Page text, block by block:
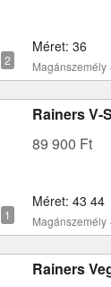
Méret: 36
Magánszemély
Rainers V-
89 900 Ft
Méret: 43 44
Magánszemély
Rainers